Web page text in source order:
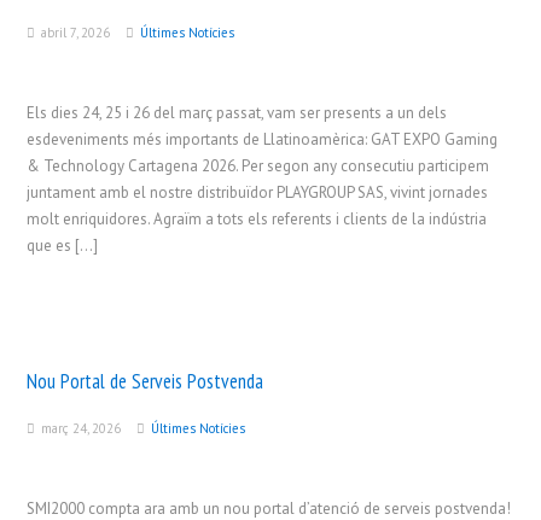
abril 7, 2026 Últimes Notícies
Els dies 24, 25 i 26 del març passat, vam ser presents a un dels
esdeveniments més importants de Llatinoamèrica: GAT EXPO Gaming
& Technology Cartagena 2026. Per segon any consecutiu participem
juntament amb el nostre distribuïdor PLAYGROUP SAS, vivint jornades
molt enriquidores. Agraïm a tots els referents i clients de la indústria
que es […]
Nou Portal de Serveis Postvenda
març 24, 2026 Últimes Notícies
SMI2000 compta ara amb un nou portal d’atenció de serveis postvenda!